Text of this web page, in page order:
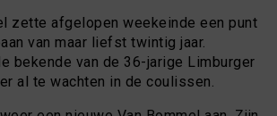
zette afgelopen weekeinde een punt
van maar liefst twintig jaar.
bekende van de 36-jarige Limburger
al te wachten in de coulissen.